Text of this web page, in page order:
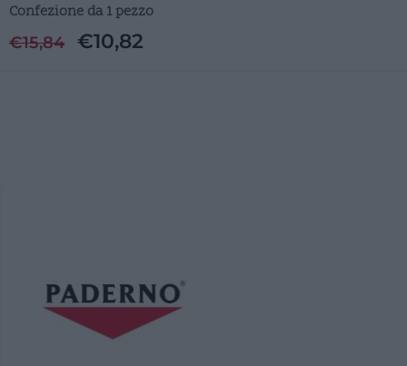
Confezione da 1 pezzo
€15,84 €10,82